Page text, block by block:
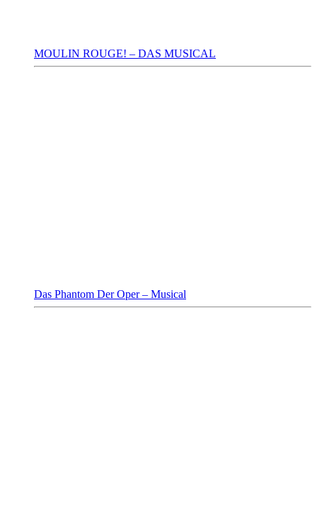
MOULIN ROUGE! – DAS MUSICAL
Das Phantom Der Oper – Musical